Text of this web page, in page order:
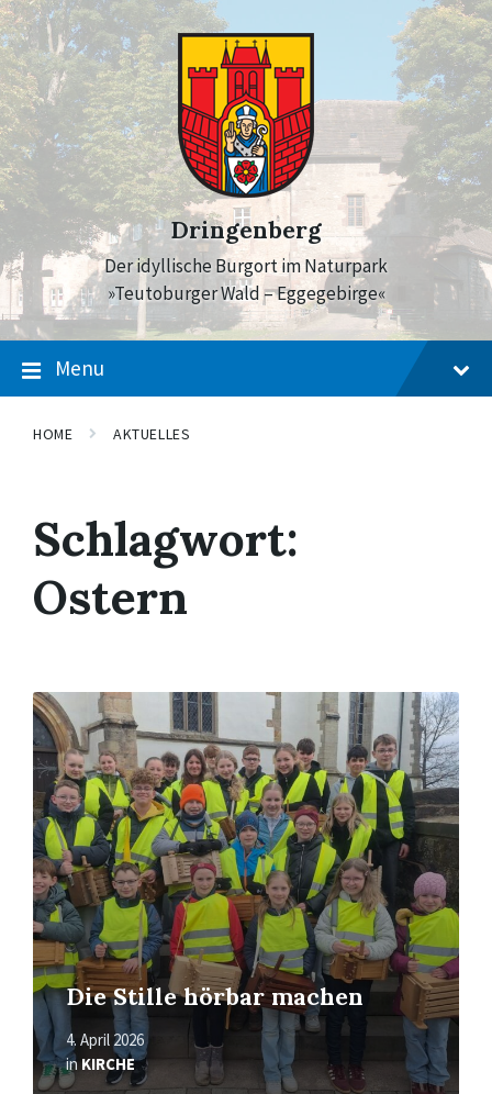
Skip
to
content
Skip
to
main
navigation
Skip
to
footer
Dringenberg
Der idyllische Burgort im Naturpark
»Teutoburger Wald – Eggegebirge«
Menu
HOME AKTUELLES
Schlagwort:
Ostern
Die Stille hörbar machen
4. April 2026
inKIRCHE
Read
More